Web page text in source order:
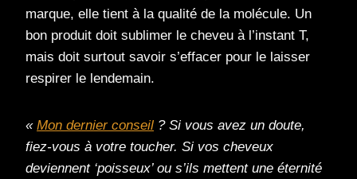
marque, elle tient à la qualité de la molécule. Un
bon produit doit sublimer le cheveu à l’instant T,
mais doit surtout savoir s’effacer pour le laisser
respirer le lendemain.
« Mon dernier conseil ? Si vous avez un doute,
fiez-vous à votre toucher. Si vos cheveux
deviennent ‘poisseux’ ou s’ils mettent une éternité